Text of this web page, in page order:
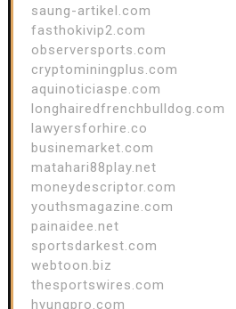
saung-artikel.com
fasthokivip2.com
observersports.com
cryptominingplus.com
aquinoticiaspe.com
longhairedfrenchbulldog.com
lawyersforhire.co
businemarket.com
matahari88play.net
moneydescriptor.com
youthsmagazine.com
painaidee.net
sportsdarkest.com
webtoon.biz
thesportswires.com
hyungpro.com